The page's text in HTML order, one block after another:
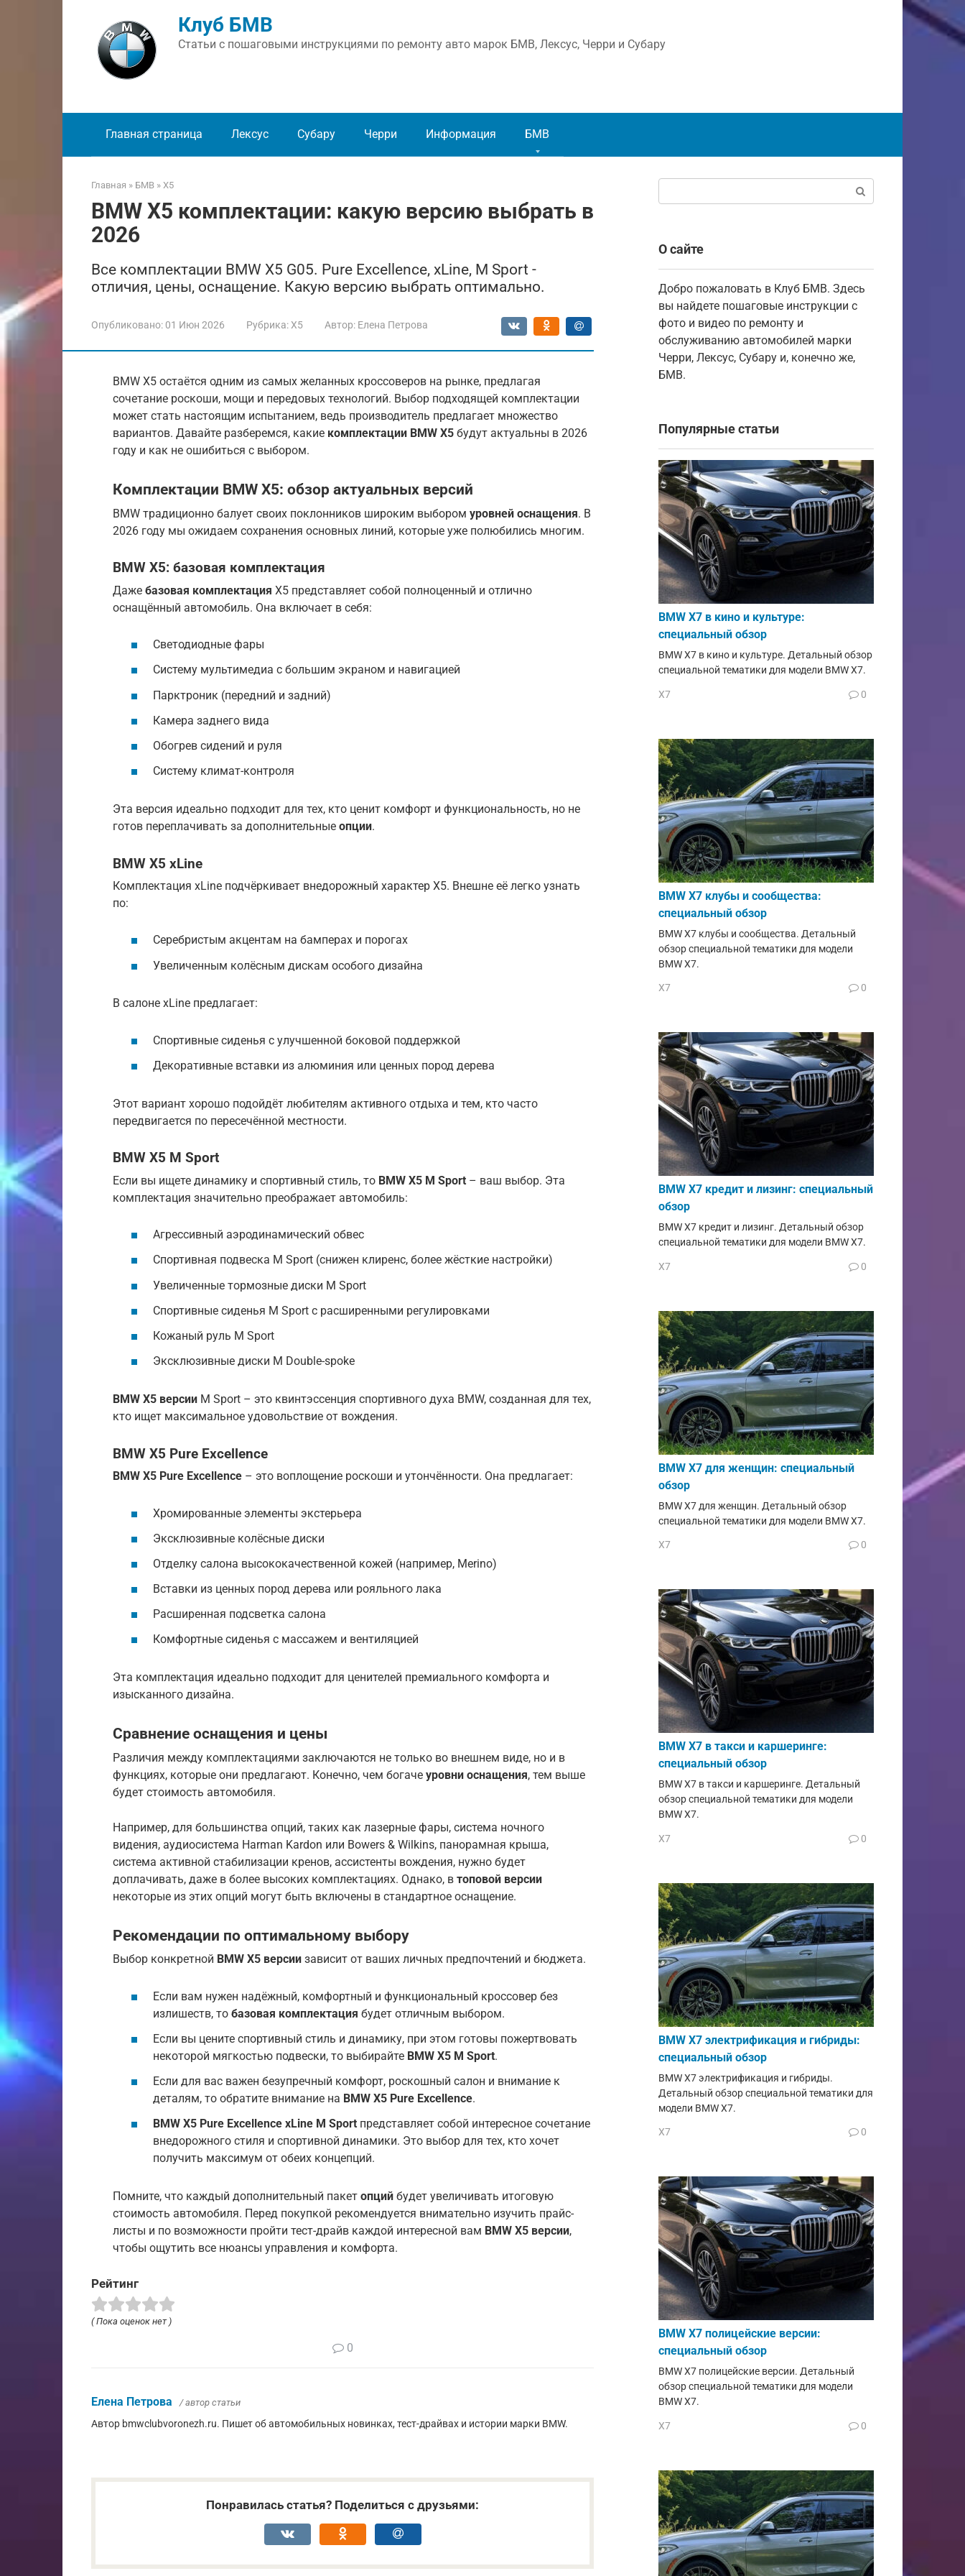
Клуб БМВ
Статьи с пошаговыми инструкциями по ремонту авто марок БМВ, Лексус, Черри и Субару
Главная страница Лексус Субару Черри Информация БМВ
Главная » БМВ » X5
BMW X5 комплектации: какую версию выбрать в
2026
Все комплектации BMW X5 G05. Pure Excellence, xLine, M Sport -
отличия, цены, оснащение. Какую версию выбрать оптимально.
Опубликовано: 01 Июн 2026 Рубрика: X5 Автор: Елена Петрова
BMW X5 остаётся одним из самых желанных кроссоверов на рынке, предлагая
сочетание роскоши, мощи и передовых технологий. Выбор подходящей комплектации
может стать настоящим испытанием, ведь производитель предлагает множество
вариантов. Давайте разберемся, какие комплектации BMW X5 будут актуальны в 2026
году и как не ошибиться с выбором.
Комплектации BMW X5: обзор актуальных версий
BMW традиционно балует своих поклонников широким выбором уровней оснащения. В
2026 году мы ожидаем сохранения основных линий, которые уже полюбились многим.
BMW X5: базовая комплектация
Даже базовая комплектация X5 представляет собой полноценный и отлично
оснащённый автомобиль. Она включает в себя:
Светодиодные фары
Систему мультимедиа с большим экраном и навигацией
Парктроник (передний и задний)
Камера заднего вида
Обогрев сидений и руля
Систему климат-контроля
Эта версия идеально подходит для тех, кто ценит комфорт и функциональность, но не
готов переплачивать за дополнительные опции.
BMW X5 xLine
Комплектация xLine подчёркивает внедорожный характер X5. Внешне её легко узнать
по:
Серебристым акцентам на бамперах и порогах
Увеличенным колёсным дискам особого дизайна
В салоне xLine предлагает:
Спортивные сиденья с улучшенной боковой поддержкой
Декоративные вставки из алюминия или ценных пород дерева
Этот вариант хорошо подойдёт любителям активного отдыха и тем, кто часто
передвигается по пересечённой местности.
BMW X5 M Sport
Если вы ищете динамику и спортивный стиль, то BMW X5 M Sport – ваш выбор. Эта
комплектация значительно преображает автомобиль:
Агрессивный аэродинамический обвес
Спортивная подвеска M Sport (снижен клиренс, более жёсткие настройки)
Увеличенные тормозные диски M Sport
Спортивные сиденья M Sport с расширенными регулировками
Кожаный руль M Sport
Эксклюзивные диски M Double-spoke
BMW X5 версии M Sport – это квинтэссенция спортивного духа BMW, созданная для тех,
кто ищет максимальное удовольствие от вождения.
BMW X5 Pure Excellence
BMW X5 Pure Excellence – это воплощение роскоши и утончённости. Она предлагает:
Хромированные элементы экстерьера
Эксклюзивные колёсные диски
Отделку салона высококачественной кожей (например, Merino)
Вставки из ценных пород дерева или рояльного лака
Расширенная подсветка салона
Комфортные сиденья с массажем и вентиляцией
Эта комплектация идеально подходит для ценителей премиального комфорта и
изысканного дизайна.
Сравнение оснащения и цены
Различия между комплектациями заключаются не только во внешнем виде, но и в
функциях, которые они предлагают. Конечно, чем богаче уровни оснащения, тем выше
будет стоимость автомобиля.
Например, для большинства опций, таких как лазерные фары, система ночного
видения, аудиосистема Harman Kardon или Bowers & Wilkins, панорамная крыша,
система активной стабилизации кренов, ассистенты вождения, нужно будет
доплачивать, даже в более высоких комплектациях. Однако, в топовой версии
некоторые из этих опций могут быть включены в стандартное оснащение.
Рекомендации по оптимальному выбору
Выбор конкретной BMW X5 версии зависит от ваших личных предпочтений и бюджета.
Если вам нужен надёжный, комфортный и функциональный кроссовер без
излишеств, то базовая комплектация будет отличным выбором.
Если вы цените спортивный стиль и динамику, при этом готовы пожертвовать
некоторой мягкостью подвески, то выбирайте BMW X5 M Sport.
Если для вас важен безупречный комфорт, роскошный салон и внимание к
деталям, то обратите внимание на BMW X5 Pure Excellence.
BMW X5 Pure Excellence xLine M Sport представляет собой интересное сочетание
внедорожного стиля и спортивной динамики. Это выбор для тех, кто хочет
получить максимум от обеих концепций.
Помните, что каждый дополнительный пакет опций будет увеличивать итоговую
стоимость автомобиля. Перед покупкой рекомендуется внимательно изучить прайс-
листы и по возможности пройти тест-драйв каждой интересной вам BMW X5 версии,
чтобы ощутить все нюансы управления и комфорта.
Рейтинг
( Пока оценок нет )
0
Елена Петрова / автор статьи
Автор bmwclubvoronezh.ru. Пишет об автомобильных новинках, тест-драйвах и истории марки BMW.
Понравилась статья? Поделиться с друзьями:
О сайте
Добро пожаловать в Клуб БМВ. Здесь
вы найдете пошаговые инструкции с
фото и видео по ремонту и
обслуживанию автомобилей марки
Черри, Лексус, Субару и, конечно же,
БМВ.
Популярные статьи
BMW X7 в кино и культуре:
специальный обзор
BMW X7 в кино и культуре. Детальный обзор
специальной тематики для модели BMW X7.
X7 0
BMW X7 клубы и сообщества:
специальный обзор
BMW X7 клубы и сообщества. Детальный
обзор специальной тематики для модели
BMW X7.
X7 0
BMW X7 кредит и лизинг: специальный
обзор
BMW X7 кредит и лизинг. Детальный обзор
специальной тематики для модели BMW X7.
X7 0
BMW X7 для женщин: специальный
обзор
BMW X7 для женщин. Детальный обзор
специальной тематики для модели BMW X7.
X7 0
BMW X7 в такси и каршеринге:
специальный обзор
BMW X7 в такси и каршеринге. Детальный
обзор специальной тематики для модели
BMW X7.
X7 0
BMW X7 электрификация и гибриды:
специальный обзор
BMW X7 электрификация и гибриды.
Детальный обзор специальной тематики для
модели BMW X7.
X7 0
BMW X7 полицейские версии:
специальный обзор
BMW X7 полицейские версии. Детальный
обзор специальной тематики для модели
BMW X7.
X7 0